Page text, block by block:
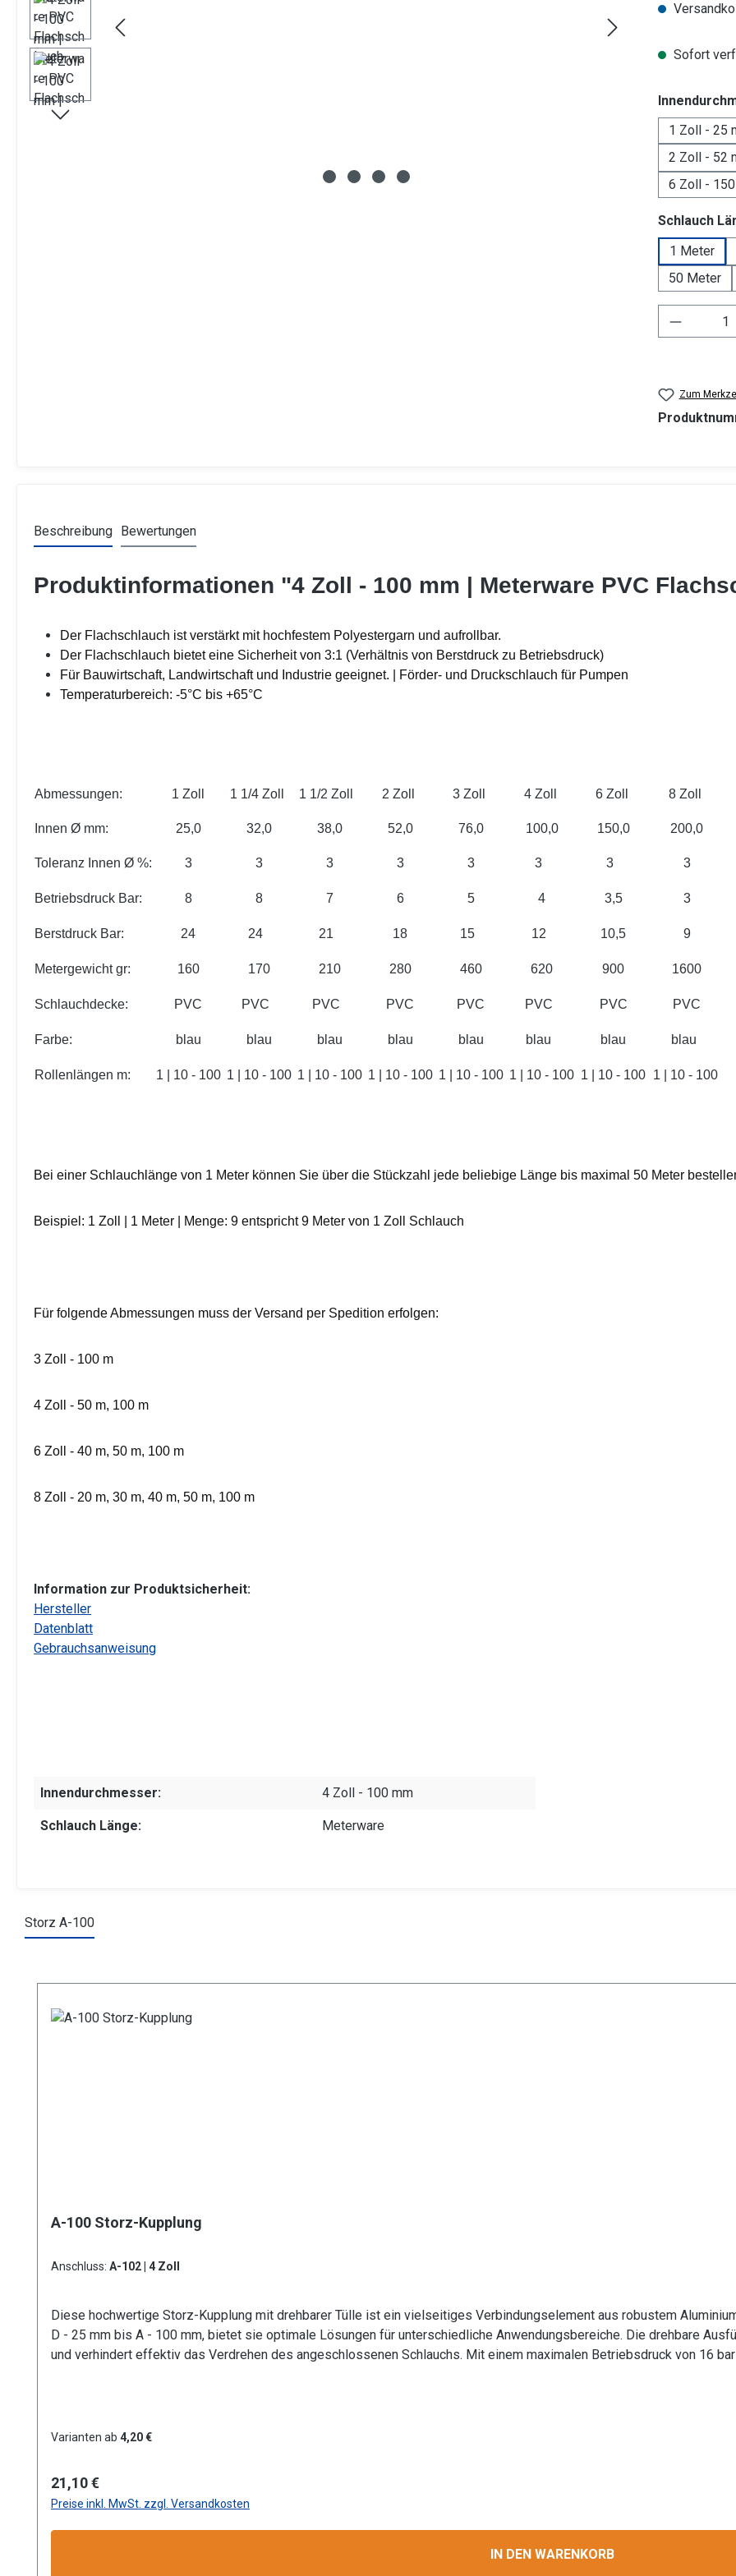
Sofort
1 Zoll - 25
2 Zoll - 52
6 Zoll -
Schlauch
1 Meter
50 Meter
Zum
Beschreibung Bewertungen
Produktinformationen "4 Zoll - 100 mm | Meterware PVC
Der Flachschlauch ist verstärkt mit hochfestem Polyestergarn und aufrollbar.
Der Flachschlauch bietet eine Sicherheit von 3:1 (Verhältnis von Berstdruck zu Betriebsdruck)
Für Bauwirtschaft, Landwirtschaft und Industrie geeignet. | Förder- und Druckschlauch für Pumpen
Temperaturbereich: -5°C bis +65°C
Abmessungen: 1 Zoll 1 1/4 Zoll 1 1/2 Zoll 2 Zoll 3 Zoll 4 Zoll 6 Zoll 8 Zoll
Innen Ø mm: 25,0 32,0 38,0 52,0 76,0 100,0 150,0 200,0
Toleranz Innen Ø %: 3 3 3 3 3 3 3 3
Betriebsdruck Bar: 8 8 7 6 5 4 3,5 3
Berstdruck Bar: 24 24 21 18 15 12 10,5 9
Metergewicht gr: 160 170 210 280 460 620 900 1600
Schlauchdecke: PVC PVC PVC PVC PVC PVC PVC PVC
Farbe: blau blau blau blau blau blau blau blau
Rollenlängen m: 1 | 10 - 100 1 | 10 - 100 1 | 10 - 100 1 | 10 - 100 1 | 10 - 100 1 | 10 - 100 1 | 10 - 100 1 | 10 - 100
Bei einer Schlauchlänge von 1 Meter können Sie über die Stückzahl jede beliebige Länge bis maximal 50 Meter
Beispiel: 1 Zoll | 1 Meter | Menge: 9 entspricht 9 Meter von 1 Zoll Schlauch
Für folgende Abmessungen muss der Versand per Spedition erfolgen:
3 Zoll - 100 m
4 Zoll - 50 m, 100 m
6 Zoll - 40 m, 50 m, 100 m
8 Zoll - 20 m, 30 m, 40 m, 50 m, 100 m
Information zur Produktsicherheit:
Hersteller
Datenblatt
Gebrauchsanweisung
Innendurchmesser: 4 Zoll - 100 mm
Schlauch Länge: Meterware
Storz A-100
A-100 Storz-Kupplung
Anschluss: A-102 | 4 Zoll
Diese hochwertige Storz-Kupplung mit drehbarer Tülle ist ein vielseitiges Verbindungselement aus robustem
D - 25 mm bis A - 100 mm, bietet sie optimale Lösungen für unterschiedliche Anwendungsbereiche. Die drehbare
und verhindert effektiv das Verdrehen des angeschlossenen Schlauchs. Mit einem maximalen Betriebsdruck von 16
Durchflussanforderungen. GRÖSSEN: A Storz-Kupplung mit Tüllen-Ø 100 mm KONSTRUKTION: Hochwertige Aluminium-Ausführung mit drehbarer Tülle für optimale
EINSATZGEBIETE: Vielseitig verwendbar in Industrie, Gewerbe, Garten- und Landschaftsbau, Baugewerbe und Landwirtschaft
Produktsicherheit:HerstellerDatenblattGebrauchsanweisung
Varianten ab 4,20 €
Regulärer Preis:
21,10 €
Preise inkl. MwSt. zzgl. Versandkosten
IN DEN WARENKORB